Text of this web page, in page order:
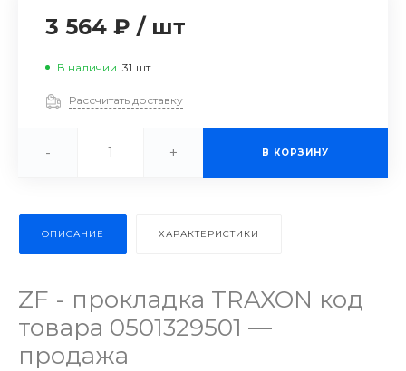
3 564 ₽ / шт
В наличии 31 шт
Рассчитать доставку
- + В КОРЗИНУ
ОПИСАНИЕ ХАРАКТЕРИСТИКИ
ZF - прокладка TRAXON код
товара 0501329501 —
продажа